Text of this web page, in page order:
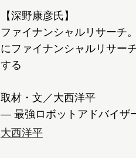
【深野康彦氏】
ファイナンシャルリサーチ
にファイナンシャルリサー
する
取材・文／大西洋平
― 最強ロボットアドバイザ
大西洋平